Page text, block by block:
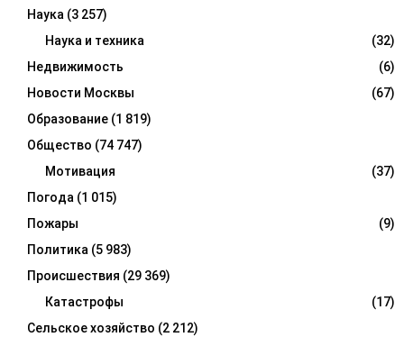
Наука (3 257)
Наука и техника
(32)
Недвижимость
(6)
Новости Москвы
(67)
Образование (1 819)
Общество (74 747)
Мотивация
(37)
Погода (1 015)
Пожары
(9)
Политика (5 983)
Происшествия (29 369)
Катастрофы
(17)
Сельское хозяйство (2 212)